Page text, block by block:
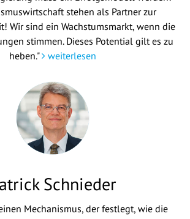
stehen als Partner zur
Wir sind ein Wachstumsmarkt, wenn die
stimmen. Dieses Potential gilt es zu
heben."
weiterlesen
Schnieder
Mechanismus, der festlegt, wie die